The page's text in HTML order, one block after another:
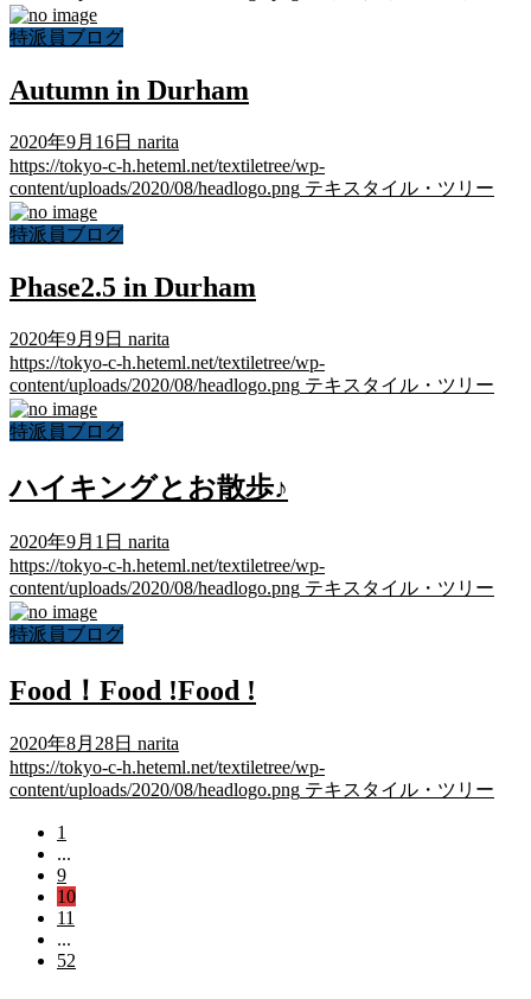
特派員ブログ
Autumn in Durham
2020年9月16日 narita
https://tokyo-c-h.heteml.net/textiletree/wp-
content/uploads/2020/08/headlogo.png テキスタイル・ツリー
特派員ブログ
Phase2.5 in Durham
2020年9月9日 narita
https://tokyo-c-h.heteml.net/textiletree/wp-
content/uploads/2020/08/headlogo.png テキスタイル・ツリー
特派員ブログ
ハイキングとお散歩♪
2020年9月1日 narita
https://tokyo-c-h.heteml.net/textiletree/wp-
content/uploads/2020/08/headlogo.png テキスタイル・ツリー
特派員ブログ
Food！Food !Food !
2020年8月28日 narita
https://tokyo-c-h.heteml.net/textiletree/wp-
content/uploads/2020/08/headlogo.png テキスタイル・ツリー
1
...
9
10
11
...
52